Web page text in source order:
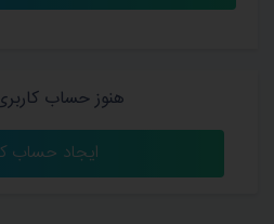
هنوز حساب
ایجاد حساب